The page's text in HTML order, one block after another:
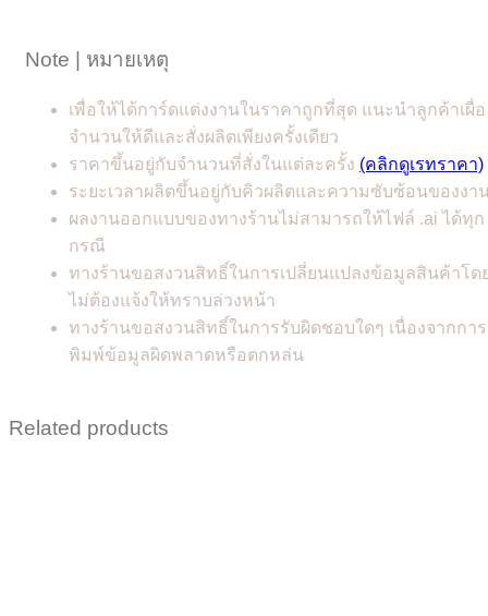
Note | หมายเหตุ
เพื่อให้ได้การ์ดแต่งงานในราคาถูกที่สุด แนะนำลูกค้าเผื่อ
จำนวนให้ดีและสั่งผลิตเพียงครั้งเดียว
ราคาขึ้นอยู่กับจำนวนที่สั่งในแต่ละครั้ง (คลิกดูเรทราคา)
ระยะเวลาผลิตขึ้นอยู่กับคิวผลิตและความซับซ้อนของงา
ผลงานออกแบบของทางร้านไม่สามารถให้ไฟล์ .ai ได้ทุก
กรณี
ทางร้านขอสงวนสิทธิ์ในการเปลี่ยนแปลงข้อมูลสินค้าโด
ไม่ต้องแจ้งให้ทราบล่วงหน้า
ทางร้านขอสงวนสิทธิ์ในการรับผิดชอบใดๆ เนื่องจากการ
พิมพ์ข้อมูลผิดพลาดหรือตกหล่น
Related products